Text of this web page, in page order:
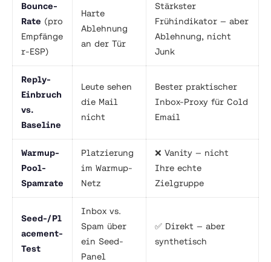
Bounce-
Rate (pro
Empfänge
r-ESP)
Harte
Ablehnung
an der Tür
Stärkster
Frühindikator — aber
Ablehnung, nicht
Junk
Reply-
Einbruch
vs.
Baseline
Leute sehen
die Mail
nicht
Bester praktischer
Inbox-Proxy für Cold
Email
Warmup-
Pool-
Spamrate
Platzierung
im Warmup-
Netz
❌ Vanity — nicht
Ihre echte
Zielgruppe
Seed-/Pl
acement-
Test
Inbox vs.
Spam über
ein Seed-
Panel
✅ Direkt — aber
synthetisch